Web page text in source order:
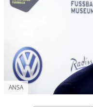
ANSA